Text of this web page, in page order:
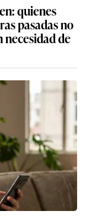
quienes
pasadas no
de